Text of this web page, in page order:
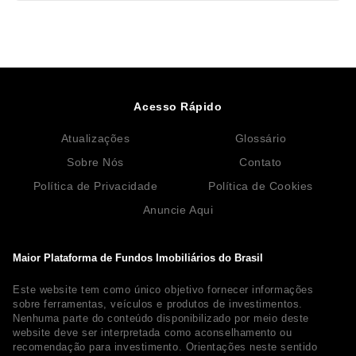
Maior Plataforma de Fundos Imobiliários do Brasil
Este website tem como único objetivo fornecer informações
sobre ferramentas, veículos e produtos de investimentos.
Nenhuma parte do conteúdo disponibilizado por meio deste
website deve ser interpretada como aconselhamento ou
recomendação para investimento. Orientações neste sentido
Acesso Rápido
Atualizações
Glossário
Sobre Nós
Contato
Política de Privacidade
Política de Cookies
Anuncie Aqui